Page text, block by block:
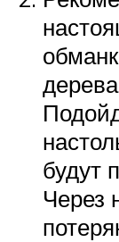
будут
Через